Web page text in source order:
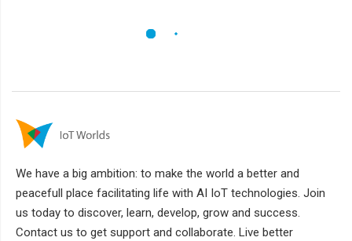
We have a big ambition: to make the world a better and
peacefull place facilitating life with AI IoT technologies. Join
us today to discover, learn, develop, grow and success.
Contact us to get support and collaborate. Live better